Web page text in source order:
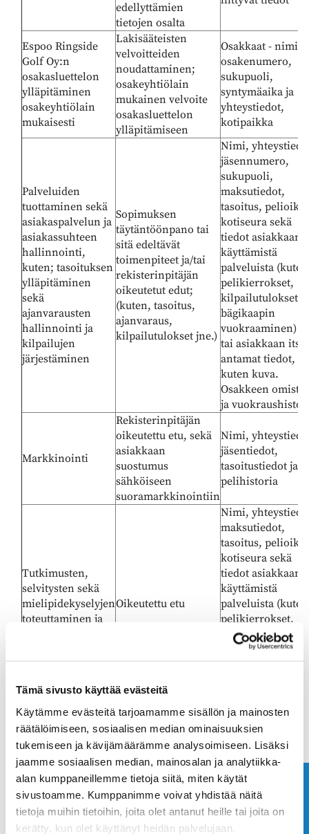
Tämä sivusto käyttää evästeitä
Käytämme evästeitä tarjoamamme sisällön ja mainosten
räätälöimiseen, sosiaalisen median ominaisuuksien
tukemiseen ja kävijämäärämme analysoimiseen. Lisäksi
jaamme sosiaalisen median, mainosalan ja analytiikka-
alan kumppaneillemme tietoja siitä, miten käytät
sivustoamme. Kumppanimme voivat yhdistää näitä
tietoja muihin tietoihin, joita olet antanut heille tai joita on
kerätty, kun olet käyttänyt heidän palvelujaan.
edellyttämien
tietojen osalta
Espoo Ringside
Golf Oy:n
osakasluettelon
ylläpitäminen
osakeyhtiölain
mukaisesti
Lakisääteisten
velvoitteiden
noudattaminen;
osakeyhtiölain
mukainen velvoite
osakasluettelon
ylläpitämiseen
Osakkaat - nimi,
osakenumero,
sukupuoli,
syntymäaika ja
yhteystiedot,
kotipaikka
Palveluiden
tuottaminen sekä
asiakaspalvelun ja
asiakassuhteen
hallinnointi,
kuten; tasoituksen
ylläpitäminen
sekä
ajanvarausten
hallinnointi ja
kilpailujen
järjestäminen
Sopimuksen
täytäntöönpano tai
sitä edeltävät
toimenpiteet ja/tai
rekisterinpitäjän
oikeutetut edut;
(kuten, tasoitus,
ajanvaraus,
kilpailutulokset jne.)
Nimi,
jäsennumero,
sukupuoli,
maksutiedot,
tasoitus,
kotiseura sekä
tiedot asiakkaan
käyttämistä
palveluista (kuten
pelikierrokset,
kilpailutulokset ja
bägikaapin
vuokraaminen)
tai asiakkaan itse
antamat tiedot,
kuten kuva.
Osakkeen
ja
Markkinointi
Rekisterinpitäjän
oikeutettu etu, sekä
asiakkaan
suostumus
sähköiseen
suoramarkkinointiin
Nimi,
jäsentiedot,
tasoitustiedot ja
pelihistoria
Tutkimusten,
selvitysten sekä
mielipidekyselyjen
toteuttaminen ja
Oikeutettu etu
Nimi,
maksutiedot,
tasoitus,
kotiseura sekä
tiedot asiakkaan
käyttämistä
palveluista (kuten
pelikierrokset,
kilpailutulokset ja
bägikaapin
Espoo Ringside
Golf ry:n golfin
green cardin
suorittaneiden
luettelon
ylläpitäminen
Oikeutettu etu
Nimi, sukupuoli,
syntymäaika.
yhteystiedot, sekä
suoritukseen
liittyvät tiedot,
kuten ajankohta
5.HENKILÖTIETOJEN SÄILYTYSAIKA TAI